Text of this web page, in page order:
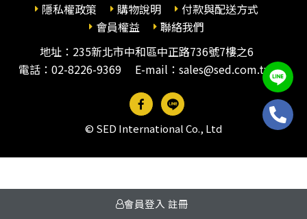
會員登入 註冊
隱私權政策 購物說明
付款與配送方式
會員權益
聯絡我們
地址：235新北市中和區中正路736號7樓之6
電話： 02-8226-9369 E-mail：sales@sed.com.tw
© SED International Co., Ltd